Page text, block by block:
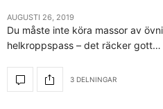
AUGUSTI 26, 2019
Du måste inte köra massor av
helkroppspass – det räcker gott…
3 DELNINGAR